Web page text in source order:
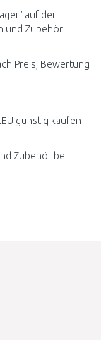
auf der
und Zubehör
Preis, Bewertung
günstig kaufen
Zubehör bei